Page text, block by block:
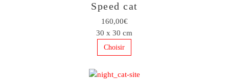
Speed cat
160,00€
30 x 30 cm
Choisir